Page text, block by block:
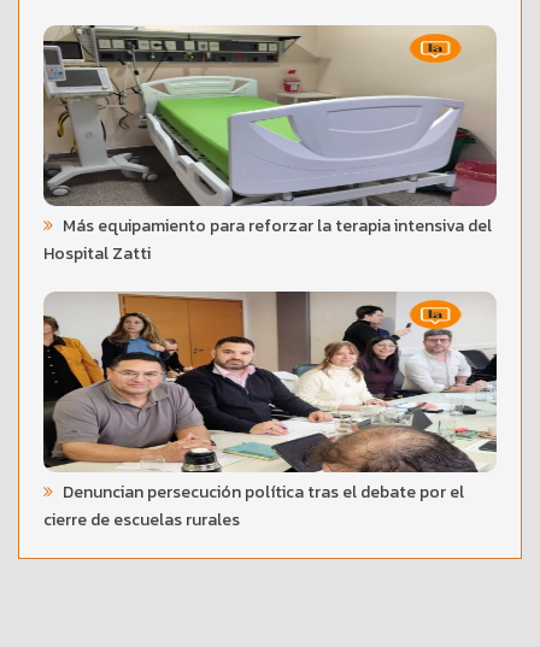
Más equipamiento para reforzar la terapia intensiva del
Hospital Zatti
Denuncian persecución política tras el debate por el
cierre de escuelas rurales